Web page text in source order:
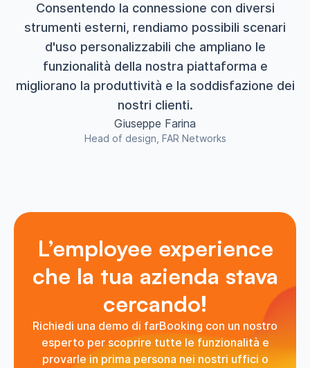
Consentendo la connessione con diversi
strumenti esterni, rendiamo possibili scenari
d'uso personalizzabili che ampliano le
funzionalità della nostra piattaforma e
migliorano la produttività e la soddisfazione dei
nostri clienti.
Giuseppe Farina
Head of design, FAR Networks
L’employee experience
che la tua azienda stava
cercando!
Richiedi una demo di farBooking con un nostro
esperto per scoprire tutte le funzionalità e
provarle in prima persona nei nostri uffici o